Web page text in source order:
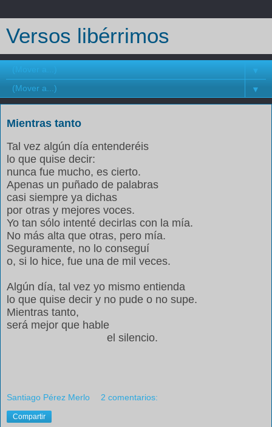
Versos libérrimos
▼
▼
Mientras tanto
Tal vez algún día entenderéis
lo que quise decir:
nunca fue mucho, es cierto.
Apenas un puñado de palabras
casi siempre ya dichas
por otras y mejores voces.
Yo tan sólo intenté decirlas con la mía.
No más alta que otras, pero mía.
Seguramente, no lo conseguí
o, si lo hice, fue una de mil veces.
Algún día, tal vez yo mismo entienda
lo que quise decir y no pude o no supe.
Mientras tanto,
será mejor que hable
el silencio.
Santiago Pérez Merlo 2 comentarios:
Compartir